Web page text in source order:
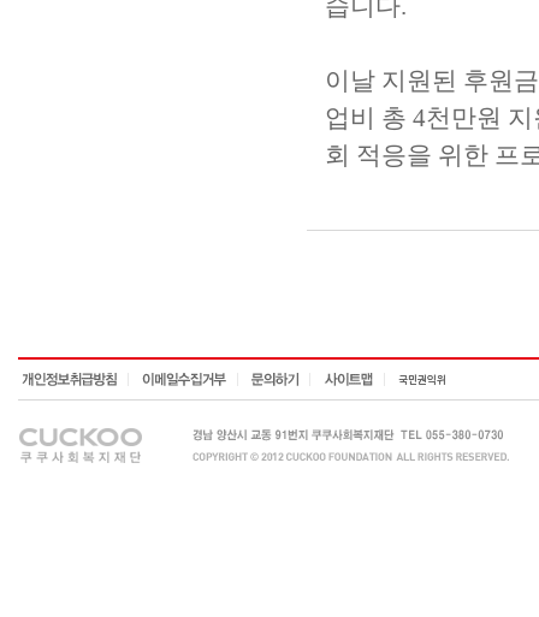
습니다.
이날 지원된 후원
업비 총 4천만원
회 적응을 위한 프